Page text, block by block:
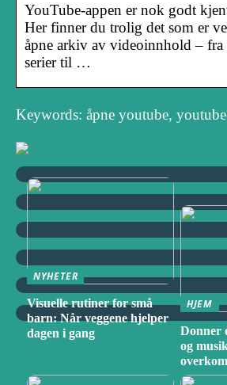
YouTube-appen er nok godt
Her finner du trolig det som er
åpne arkiv av videoinnhold – fra
serier til …
Keywords: åpne youtube,
NYHETER
Visuelle rutiner for små
barn: Når veggene hjelper
dagen i gang
HJEM
Donner
og